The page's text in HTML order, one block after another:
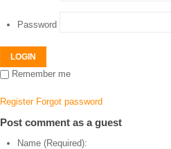
Password
LOGIN
Remember me
Register Forgot password
Post comment as a guest
Name (Required):